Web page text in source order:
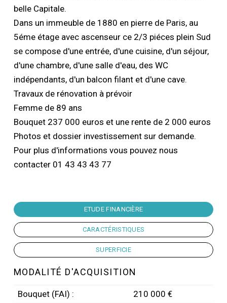
belle Capitale.
Dans un immeuble de 1880 en pierre de Paris, au
5éme étage avec ascenseur ce 2/3 piéces plein Sud
se compose d'une entrée, d'une cuisine, d'un séjour,
d'une chambre, d'une salle d'eau, des WC
indépendants, d'un balcon filant et d'une cave.
Travaux de rénovation à prévoir
Femme de 89 ans
Bouquet 237 000 euros et une rente de 2 000 euros
Photos et dossier investissement sur demande.
Pour plus d'informations vous pouvez nous
contacter 01 43 43 43 77
ETUDE FINANCIÈRE
CARACTÉRISTIQUES
SUPERFICIE
MODALITÉ D'ACQUISITION
Bouquet (FAI) :
210 000 €